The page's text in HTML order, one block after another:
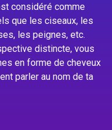
considéré comme
que les ciseaux, les
les peignes, etc.
distincte, vous
en forme de cheveux
parler au nom de ta